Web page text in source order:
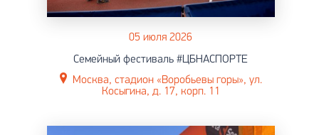
05 июля 2026
Семейный фестиваль #ЦБНАСПОРТЕ
Москва, стадион «Воробьевы горы», ул.
Косыгина, д. 17, корп. 11